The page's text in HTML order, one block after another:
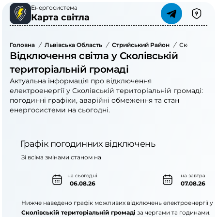
Енергосистема
Карта світла
Головна / Львівська Область / Стрийський Район / Сколівська
Відключення світла у Сколівській
територіальній громаді
Актуальна інформація про відключення
електроенергії у Сколівській територіальній громаді:
погодинні графіки, аварійні обмеження та стан
енергосистеми на сьогодні.
Графік погодинних відключень
на сьогодні
06.08.26
на завтра
07.08.26
Зі всіма змінами станом на
Нижче наведено графік можливих відключень електроенергії у
Сколівській територіальній громаді за чергами та годинами.